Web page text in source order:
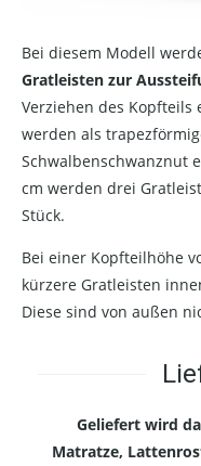
Bei diesem Modell
Gratleisten zur
Verziehen des Kopfteils
werden als
Schwalbenschwanznut
cm werden drei
Stück.
Bei einer Kopfteilhöhe
kürzere Gratleisten
Diese sind von außen
Geliefert wird
Matratze,